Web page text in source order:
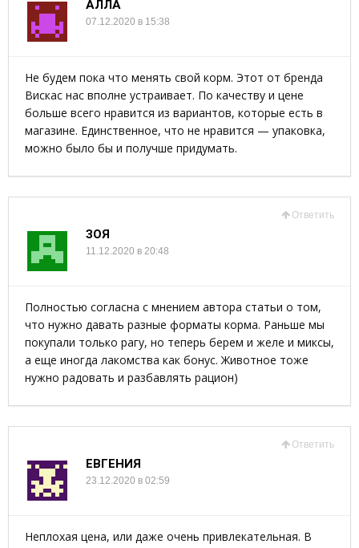
АЛЛА
07.12.2020 в 15:38
Не будем пока что менять свой корм. Этот от бренда
Вискас нас вполне устраивает. По качеству и цене
больше всего нравится из вариантов, которые есть в
магазине. Единственное, что не нравится — упаковка,
можно было бы и получше придумать.
Ответить
ЗОЯ
11.12.2020 в 20:48
Полностью согласна с мнением автора статьи о том,
что нужно давать разные форматы корма. Раньше мы
покупали только рагу, но теперь берем и желе и миксы,
а еще иногда лакомства как бонус. Животное тоже
нужно радовать и разбавлять рацион)
Ответить
ЕВГЕНИЯ
23.12.2020 в 02:59
Неплохая цена, или даже очень привлекательная. В